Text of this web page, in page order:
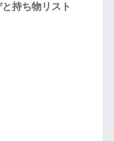
持ち物リスト